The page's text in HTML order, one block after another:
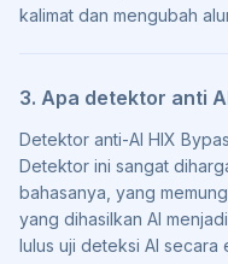
kalimat dan mengubah
3. Apa detektor anti
Detektor anti-AI HIX
Detektor ini sangat
bahasanya, yang
yang dihasilkan AI
lulus uji deteksi AI secara